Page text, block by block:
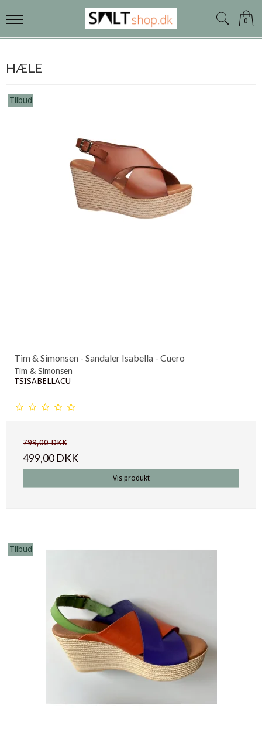
0
HÆLE
Tilbud
Tim & Simonsen - Sandaler Isabella - Cuero
Tim & Simonsen
TSISABELLACU
799,00 DKK
499,00 DKK
Vis produkt
Tilbud